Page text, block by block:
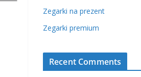
Zegarki na prezent
Zegarki premium
Recent Comments